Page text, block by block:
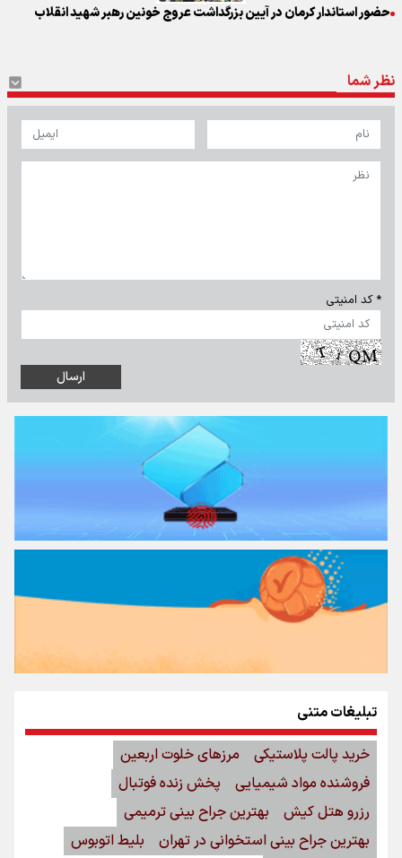
حضور استاندار کرمان در آیین بزرگداشت عروج خونین رهبر شهید انقلاب
نظر شما
* کد امنیتی
تبلیغات متنی
خرید پالت پلاستیکی
مرزهای خلوت اربعین
فروشنده مواد شیمیایی
پخش زنده فوتبال
رزرو هتل کیش
بهترین جراح بینی ترمیمی
بهترین جراح بینی استخوانی در تهران
بلیط اتوبوس